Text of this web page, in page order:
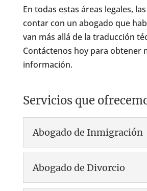
En todas estas áreas legales,
contar con un abogado que
van más allá de la traducción
Contáctenos hoy para obtener
información.
Servicios que
Abogado de Inmigración
Abogado de Divorcio